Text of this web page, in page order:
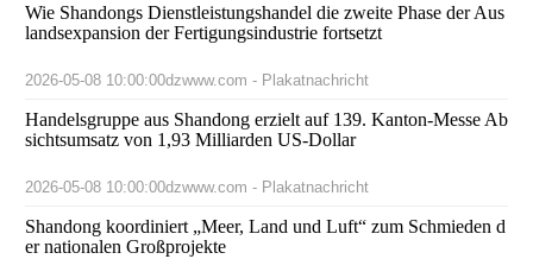
Wie Shandongs Dienstleistungshandel die zweite Phase der Aus
landsexpansion der Fertigungsindustrie fortsetzt
2026-05-08 10:00:00dzwww.com - Plakatnachricht
Handelsgruppe aus Shandong erzielt auf 139. Kanton-Messe Ab
sichtsumsatz von 1,93 Milliarden US-Dollar
2026-05-08 10:00:00dzwww.com - Plakatnachricht
Shandong koordiniert „Meer, Land und Luft“ zum Schmieden d
er nationalen Großprojekte